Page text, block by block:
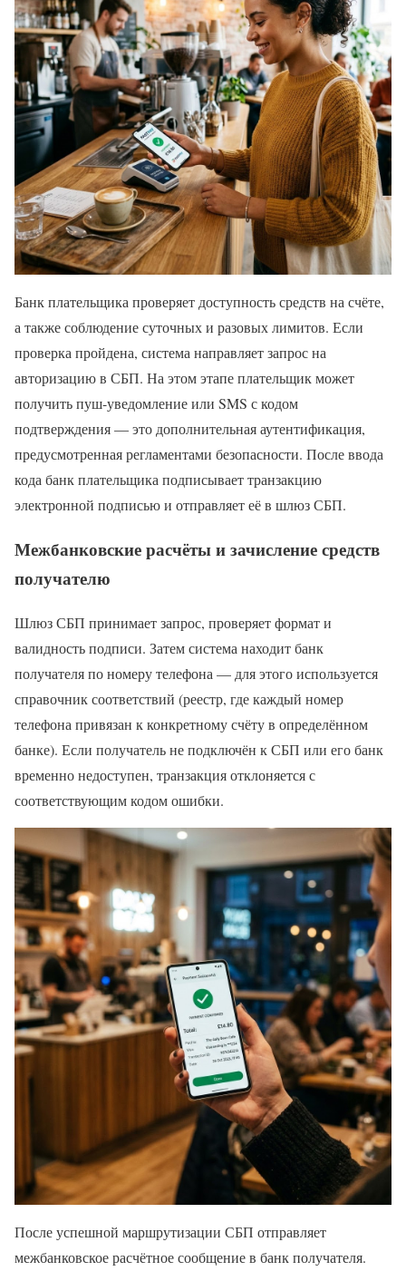
Банк плательщика проверяет доступность средств на счёте,
а также соблюдение суточных и разовых лимитов. Если
проверка пройдена, система направляет запрос на
авторизацию в СБП. На этом этапе плательщик может
получить пуш-уведомление или SMS с кодом
подтверждения — это дополнительная аутентификация,
предусмотренная регламентами безопасности. После ввода
кода банк плательщика подписывает транзакцию
электронной подписью и отправляет её в шлюз СБП.
Межбанковские расчёты и зачисление средств
получателю
Шлюз СБП принимает запрос, проверяет формат и
валидность подписи. Затем система находит банк
получателя по номеру телефона — для этого используется
справочник соответствий (реестр, где каждый номер
телефона привязан к конкретному счёту в определённом
банке). Если получатель не подключён к СБП или его банк
временно недоступен, транзакция отклоняется с
соответствующим кодом ошибки.
После успешной маршрутизации СБП отправляет
межбанковское расчётное сообщение в банк получателя.